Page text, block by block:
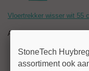
Vloertrekker wisser wit 55
Artikelnr:
StoneTech
assortiment ook